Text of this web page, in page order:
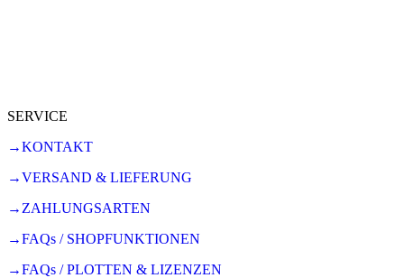
SERVICE
→KONTAKT
→VERSAND & LIEFERUNG
→ZAHLUNGSARTEN
→FAQs / SHOPFUNKTIONEN
→FAQs / PLOTTEN & LIZENZEN